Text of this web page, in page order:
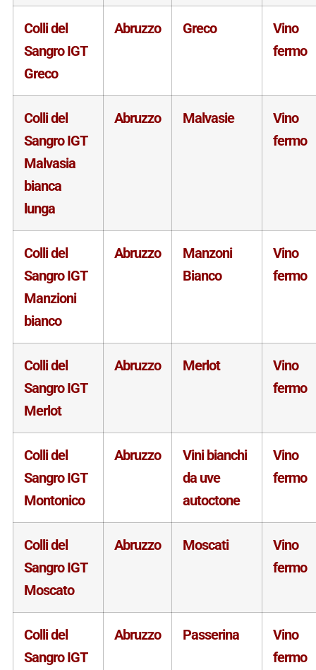
Colli del
Sangro IGT
Greco
Abruzzo Greco
Vino
fermo
Colli del
Sangro IGT
Malvasia
bianca
lunga
Abruzzo Malvasie
Vino
fermo
Colli del
Sangro IGT
Manzioni
bianco
Abruzzo
Manzoni
Bianco
Vino
fermo
Colli del
Sangro IGT
Merlot
Abruzzo Merlot
Vino
fermo
Colli del
Sangro IGT
Montonico
Abruzzo
Vini bianchi
da uve
autoctone
Vino
fermo
Colli del
Sangro IGT
Moscato
Abruzzo Moscati
Vino
fermo
Colli del
Sangro IGT
Abruzzo Passerina
Vino
fermo